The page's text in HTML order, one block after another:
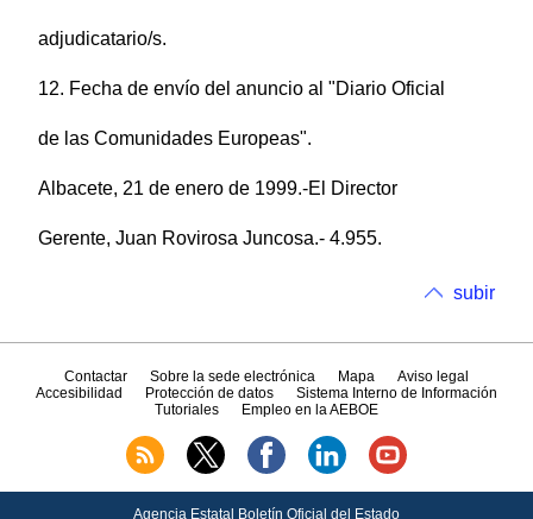
adjudicatario/s.
12. Fecha de envío del anuncio al "Diario Oficial
de las Comunidades Europeas".
Albacete, 21 de enero de 1999.-El Director
Gerente, Juan Rovirosa Juncosa.- 4.955.
subir
Contactar Sobre la sede electrónica Mapa
Aviso legal
Accesibilidad
Protección de datos
Sistema Interno de Información
Tutoriales
Empleo en la AEBOE
Agencia Estatal Boletín Oficial del Estado